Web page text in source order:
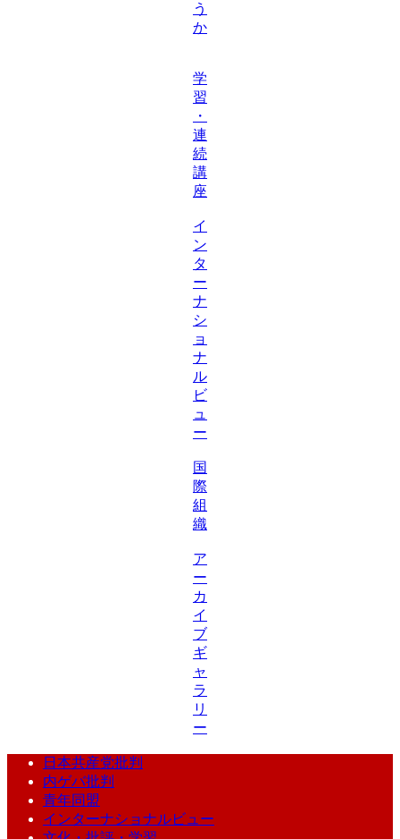
う
か
学
習
・
連
続
講
座
イ
ン
タ
ー
ナ
シ
ョ
ナ
ル
ビ
ュ
ー
国
際
組
織
ア
ー
カ
イ
ブ
ギ
ャ
ラ
リ
ー
日本共産党批判
内ゲバ批判
青年同盟
インターナショナルビュー